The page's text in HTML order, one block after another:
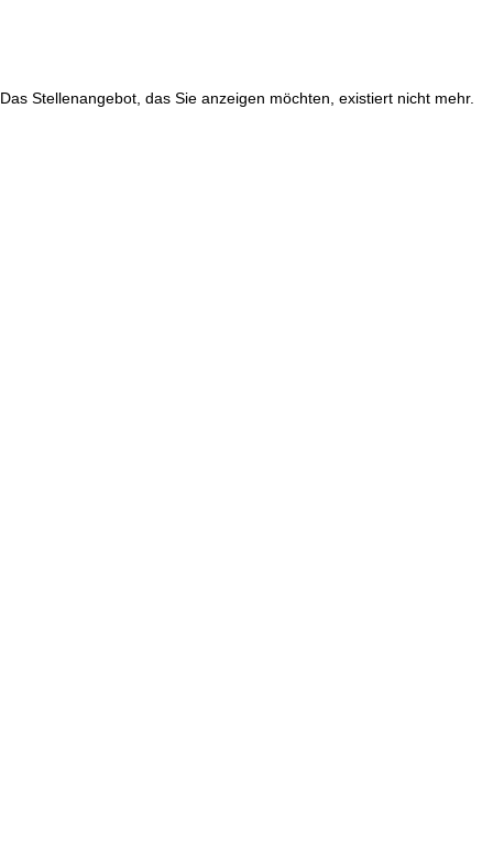
Das Stellenangebot, das Sie anzeigen möchten, existiert nicht mehr.